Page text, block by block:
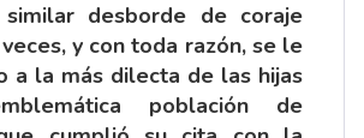
desborde de coraje
y con toda razón, se le
a la más dilecta de las hijas
población de